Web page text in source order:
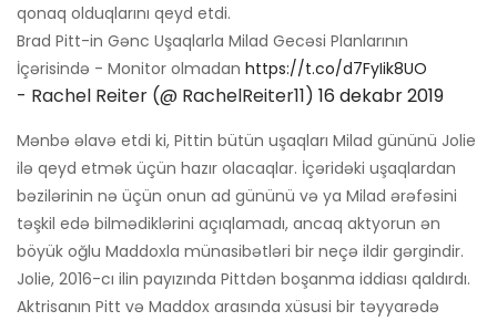
qonaq olduqlarını qeyd etdi.
Brad Pitt-in Gənc Uşaqlarla Milad Gecəsi Planlarının
İçərisində - Monitor olmadan https://t.co/d7FyIik8UO
- Rachel Reiter (@ RachelReiter11) 16 dekabr 2019
Mənbə əlavə etdi ki, Pittin bütün uşaqları Milad gününü Jolie
ilə qeyd etmək üçün hazır olacaqlar. İçəridəki uşaqlardan
bəzilərinin nə üçün onun ad gününü və ya Milad ərəfəsini
təşkil edə bilmədiklərini açıqlamadı, ancaq aktyorun ən
böyük oğlu Maddoxla münasibətləri bir neçə ildir gərgindir.
Jolie, 2016-cı ilin payızında Pittdən boşanma iddiası qaldırdı.
Aktrisanın Pitt və Maddox arasında xüsusi bir təyyarədə